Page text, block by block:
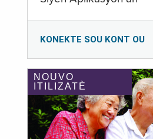
KONEKTE SOU KONT OU
NOUVO
ITILIZATÈ